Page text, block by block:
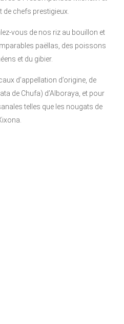
chefs prestigieux.
vous de nos riz au bouillon et
paëllas, des poissons
et du gibier.
d’appellation d’origine, de
de Chufa) d’Alboraya, et pour
telles que les nougats de